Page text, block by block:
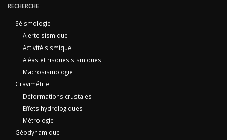
RECHERCHE
Séismologie
Alerte sismique
Activité sismique
Aléas et risques sismiques
Macrosismologie
Gravimétrie
Déformations crustales
Effets hydrologiques
Métrologie
Géodynamique